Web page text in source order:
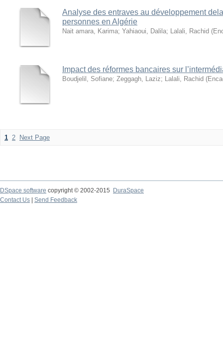
Analyse des entraves au développement
personnes en Algérie
Nait amara, Karima; Yahiaoui, Dalila; Lalali, Rachid
Impact des réformes bancaires sur
Boudjelil, Sofiane; Zeggagh, Laziz; Lalali, Rachid
1 2 Next Page
DSpace software copyright © 2002-2015
DuraSpace
Contact Us
Send Feedback